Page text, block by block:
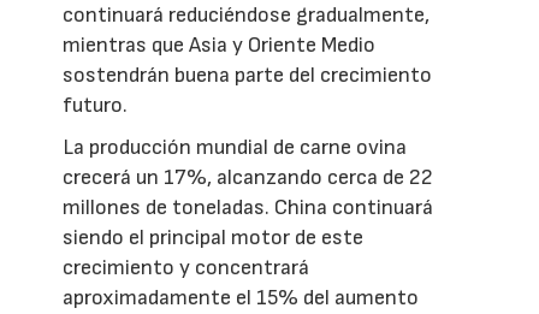
continuará reduciéndose gradualmente,
mientras que Asia y Oriente Medio
sostendrán buena parte del crecimiento
futuro.
La producción mundial de carne ovina
crecerá un 17%, alcanzando cerca de 22
millones de toneladas. China continuará
siendo el principal motor de este
crecimiento y concentrará
aproximadamente el 15% del aumento